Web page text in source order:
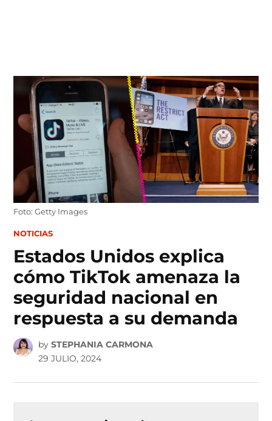
content
Foto: Getty Images
POSTED
NOTICIAS
Estados Unidos explica
cómo TikTok amenaza la
seguridad nacional en
respuesta a su demanda
by STEPHANIA CARMONA
29 JULIO, 2024